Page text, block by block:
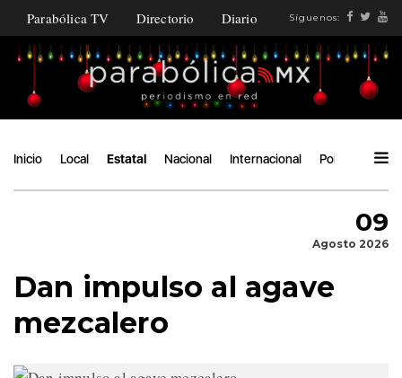
Parabólica TV Directorio Diario Síguenos:
Inicio Local Estatal Nacional Internacional Política
09
Agosto 2026
Dan impulso al agave
mezcalero